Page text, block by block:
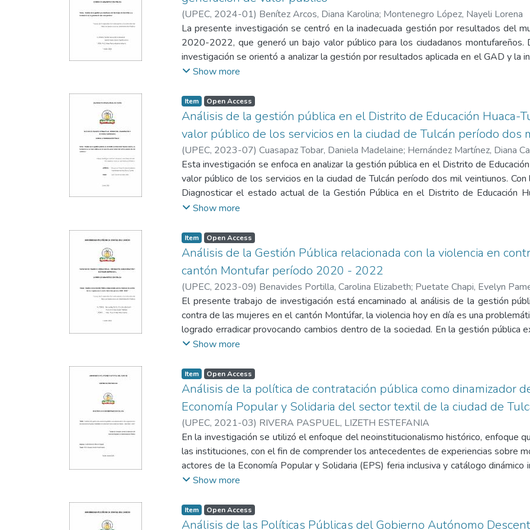
ambas variables mostraron una covarianza en el mismo sentido; el presupuesto
capital humano) y número de carreras (indicador de capital estructural) mantuvieron
implica que no existe correlación alguna entre las variables; y, el presupuesto
conservaron una correlación negativa, es decir que ambas variables covarían en
propuso un modelo de gestión basado en la herramienta Knowledge Management
aplicado en la Universidad Politécnica Estatal del Carchi, el cual permitirá realizar
actividades educativas.
(UPEC, 2024-01) Benítez Arcos, Diana Karolina; Montenegro López, Nayeli Lorena
La presente investigación se centró en la inadecuada gestión por resultados del
2020-2022, que generó un bajo valor público para los ciudadanos
investigación se orientó a analizar la gestión por resultados aplicada en el GAD y la
de valor público. Para ello, se utilizó un enfoque mixto de investigación, es decir,
investigación y las entrevistas a funcionarios municipales. El principal resultado
estrecha entre las variables de estudio, ya que la GPR al no ser manejada de forma
servicios públicos no se orientarán a la generación de valor. Agregando a lo
reflejaron que los esfuerzos del GAD respecto al seguimiento y monitoreo no
parte cuantitativa del presupuesto, antes que el impacto generado con los
Show more
Item Open Access
Análisis de la gestión pública en el Distrito de Educación Huaca-
valor público de los servicios en la ciudad de Tulcán período dos
(UPEC, 2023-07) Cuasapaz Tobar, Daniela Madelaine; Hernández Martínez, Diana
Esta investigación se enfoca en analizar la gestión pública en el Distrito de
valor público de los servicios en la ciudad de Tulcán período dos mil veintiunos.
Diagnosticar el estado actual de la Gestión Pública en el Distrito de Educación
servicios adecuados en la institución, describir factores relacionados con el valor
valor público, que permitirá desarrollar mejores servicios públicos. El desarrollo
mediante la variable independiente gestión pública y como dependiente el valor
encuentra direccionada a un enfoque mixto, lo cual permite recolectar información
instrumentos investigativos como encuestas aplicadas a la ciudadanía y entrevistas
del Distrito de Educación Huaca- Tulcán. Por lo tanto, mediante los resultados
una débil gestión pública debido a un retraso en la documentación, de igual
no es el adecuado a su cargo y no brindan el servicio oportuno a los ciudadanos,
expectativas. De esta manera, se concluye que la limitada gestión pública genera un
ciudadanos en el Distrito de Educación Huaca- Tulcán.
Show more
Item Open Access
Análisis de la Gestión Pública relacionada con la violencia en
cantón Montufar período 2020 - 2022
(UPEC, 2023-09) Benavides Portilla, Carolina Elizabeth; Puetate Chapi, Evelyn
El presente trabajo de investigación está encaminado al análisis de la gestión
contra de las mujeres en el cantón Montúfar, la violencia hoy en día es una
logrado erradicar provocando cambios dentro de la sociedad. En la gestión pública
los servidores públicos deben aplicar eficazmente su funcionamiento para
prevenir y reducir la violencia contra las mujeres, en esta ordenanza se explican los
de ellas, se examinaron diversos factores negativos en la ciudadanía debido al tema
presente investigación se aplicó entrevistas a los servidores públicos de las
Cantonal de Protección de Derechos de Montúfar, a la Defensoría pública y
estudio; en este sentido los primeros hallazgos fueron en su gran mayoría
bienestar por otras personas. Una vez finalizado se forman conclusiones y
parroquias se tiene una baja comprensión sobre los mecanismos de gestión pública.
Show more
Item Open Access
Análisis de la política de contratación pública como dinamizador
Economía Popular y Solidaria del sector textil de la ciudad de
(UPEC, 2021-03) RIVERA PASPUEL, LIZETH ESTEFANIA
En la investigación se utilizó el enfoque del neoinstitucionalismo histórico, enfoque
las instituciones, con el fin de comprender los antecedentes de experiencias sobre
actores de la Economía Popular y Solidaria (EPS) feria inclusiva y catálogo dinámico
estado actual de la contratación pública y su evolución relacionado con las políticas y
participación de las organizaciones de la Economía Popular y Solidaria del sector
cual se empleó la metodología del marco lógico, que tuvo como insumos la
Show more
Item Open Access
Análisis de las Políticas Públicas del Gobierno Autónomo